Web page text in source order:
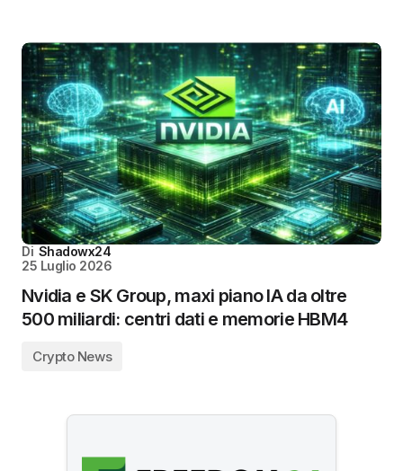
Di Shadowx24
25 Luglio 2026
Nvidia e SK Group, maxi piano IA da oltre
500 miliardi: centri dati e memorie HBM4
Crypto News